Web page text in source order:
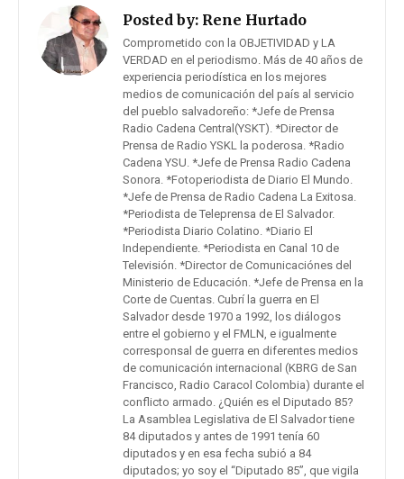
Posted by: Rene Hurtado
Comprometido con la OBJETIVIDAD y LA
VERDAD en el periodismo. Más de 40 años de
experiencia periodística en los mejores
medios de comunicación del país al servicio
del pueblo salvadoreño: *Jefe de Prensa
Radio Cadena Central(YSKT). *Director de
Prensa de Radio YSKL la poderosa. *Radio
Cadena YSU. *Jefe de Prensa Radio Cadena
Sonora. *Fotoperiodista de Diario El Mundo.
*Jefe de Prensa de Radio Cadena La Exitosa.
*Periodista de Teleprensa de El Salvador.
*Periodista Diario Colatino. *Diario El
Independiente. *Periodista en Canal 10 de
Televisión. *Director de Comunicaciónes del
Ministerio de Educación. *Jefe de Prensa en la
Corte de Cuentas. Cubrí la guerra en El
Salvador desde 1970 a 1992, los diálogos
entre el gobierno y el FMLN, e igualmente
corresponsal de guerra en diferentes medios
de comunicación internacional (KBRG de San
Francisco, Radio Caracol Colombia) durante el
conflicto armado. ¿Quién es el Diputado 85?
La Asamblea Legislativa de El Salvador tiene
84 diputados y antes de 1991 tenía 60
diputados y en esa fecha subió a 84
diputados; yo soy el “Diputado 85”, que vigila